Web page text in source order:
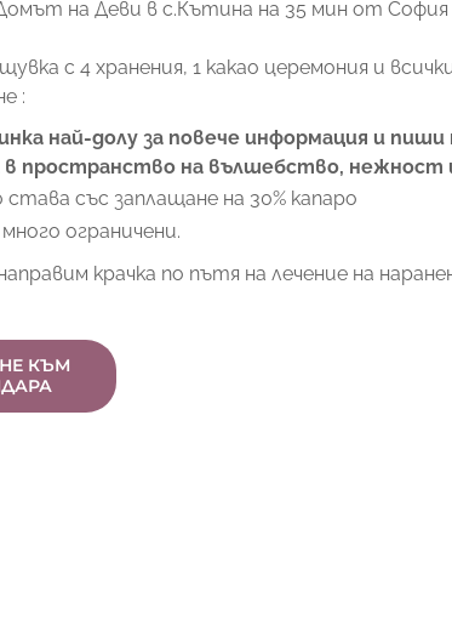
на Деви в с.Кътина на 35 мин от
с 4 хранения, 1 какао церемония и
:
най-долу за повече информация и пиши
в пространство на вълшебство, нежност
със заплащане на 30% капаро
ограничени.
крачка по пътя на лечение на
КЪМ